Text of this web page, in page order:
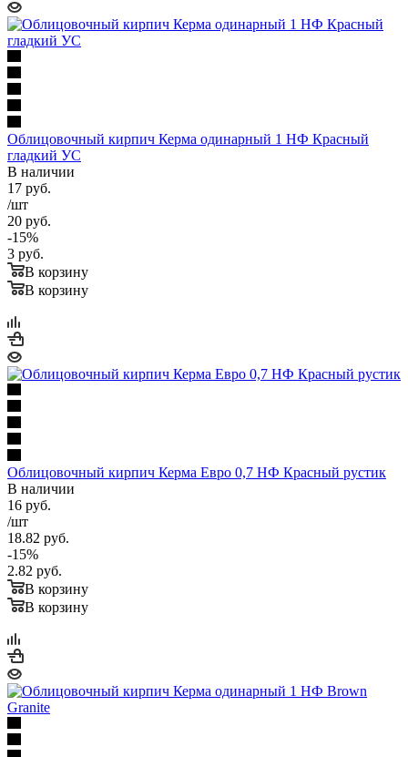
Облицовочный кирпич Керма одинарный 1 НФ Красный
гладкий УС
В наличии
17 руб.
/шт
20 руб.
-15%
3 руб.
В корзину
В корзину
Облицовочный кирпич Керма Евро 0,7 НФ Красный рустик
В наличии
16 руб.
/шт
18.82 руб.
-15%
2.82 руб.
В корзину
В корзину